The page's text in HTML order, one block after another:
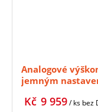
Analogové
jemným
9 959
Kč / ks bez